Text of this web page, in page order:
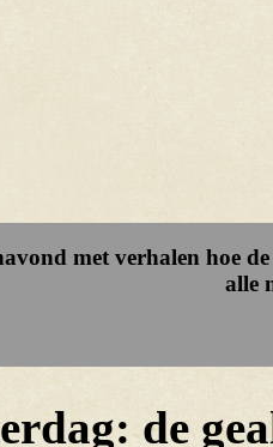
met verhalen hoe
alle
de